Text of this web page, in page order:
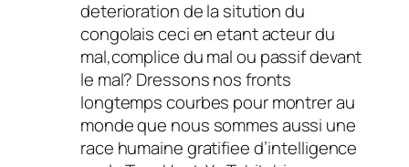
deterioration de la sitution du
congolais ceci en etant acteur du
mal,complice du mal ou passif devant
le mal? Dressons nos fronts
longtemps courbes pour montrer au
monde que nous sommes aussi une
race humaine gratifiee d’intelligence